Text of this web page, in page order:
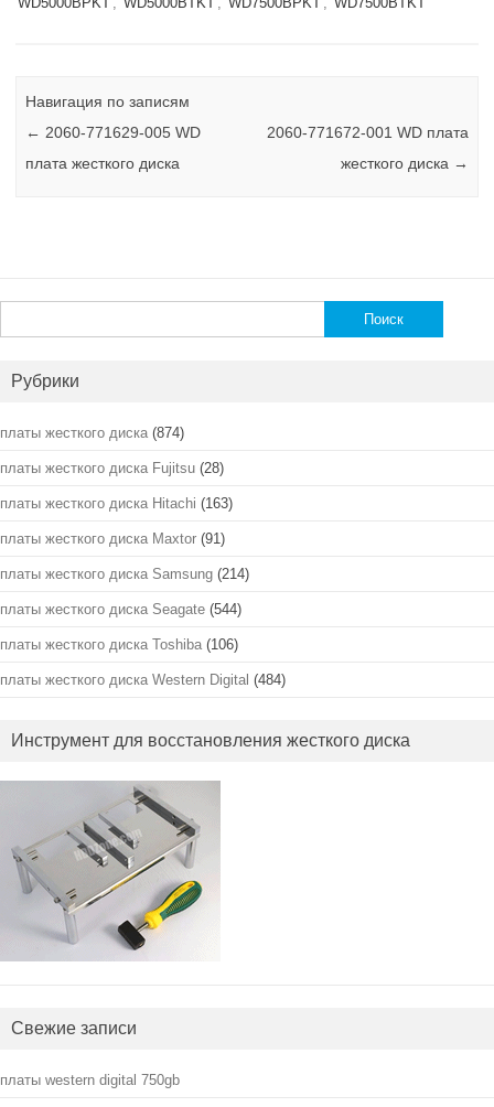
Навигация по записям
← 2060-771629-005 WD
плата жесткого диска
2060-771672-001 WD плата
жесткого диска →
Рубрики
платы жесткого диска (874)
платы жесткого диска Fujitsu (28)
платы жесткого диска Hitachi (163)
платы жесткого диска Maxtor (91)
платы жесткого диска Samsung (214)
платы жесткого диска Seagate (544)
платы жесткого диска Toshiba (106)
платы жесткого диска Western Digital (484)
Инструмент для восстановления жесткого диска
Свежие записи
платы western digital 750gb